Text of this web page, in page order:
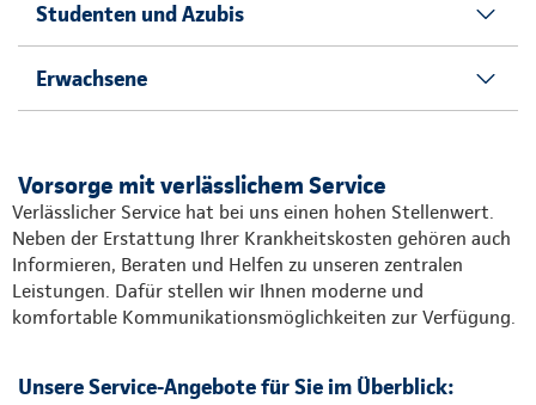
Studenten und Azubis
Erwachsene
Vorsorge mit verlässlichem Service
Verlässlicher Service hat bei uns einen hohen Stellenwert.
Neben der Erstattung Ihrer Krankheitskosten gehören auch
Informieren, Beraten und Helfen zu unseren zentralen
Leistungen. Dafür stellen wir Ihnen moderne und
komfortable Kommunikationsmöglichkeiten zur Verfügung.
Unsere Service-Angebote für Sie im Überblick: